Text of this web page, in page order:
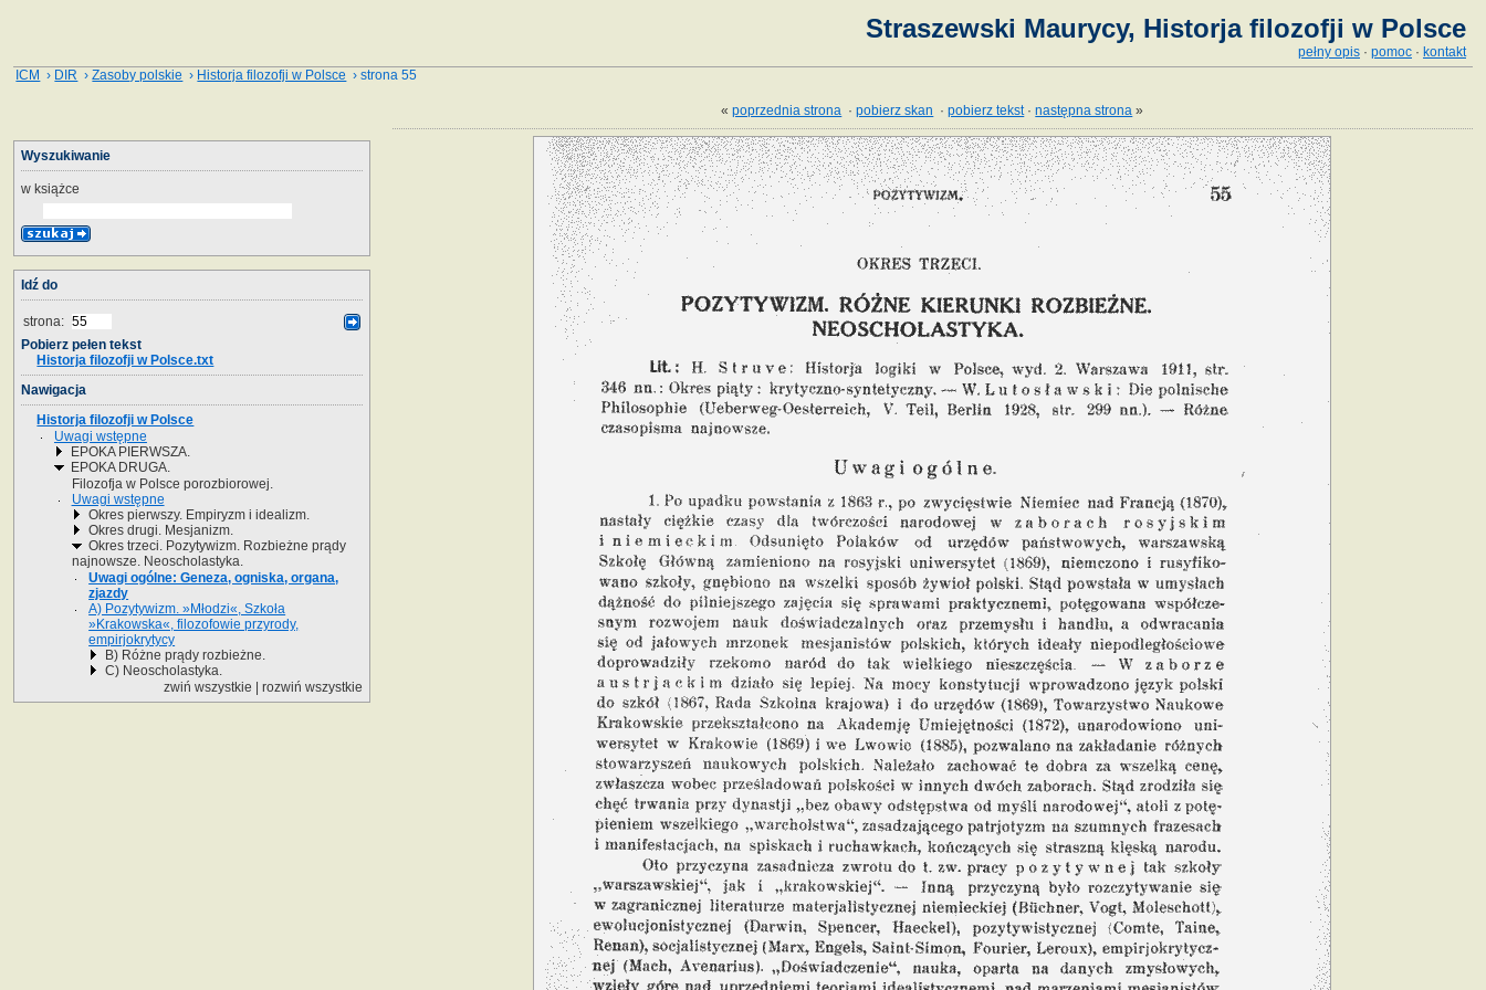
Straszewski Maurycy, Historja filozofji w Polsce
pełny opis · pomoc · kontakt
ICM › DIR ›Zasoby polskie › Historja filozofji w Polsce › strona 55
«poprzednia strona ·pobierz skan ·pobierz tekst·następna strona »
Wyszukiwanie
w książce
Idź do
strona:
Pobierz pełen tekst
Historja filozofji w Polsce.txt
Nawigacja
Historja filozofji w Polsce
Uwagi wstępne
EPOKA PIERWSZA.
EPOKA DRUGA.
Filozofja w Polsce porozbiorowej.
Uwagi wstępne
Okres pierwszy. Empiryzm i idealizm.
Okres drugi. Mesjanizm.
Okres trzeci. Pozytywizm. Rozbieżne prądy
najnowsze. Neoscholastyka.
Uwagi ogólne: Geneza, ogniska, organa,
zjazdy
A) Pozytywizm. »Młodzi«, Szkoła
»Krakowska«, filozofowie przyrody,
empirjokrytycy
B) Różne prądy rozbieżne.
C) Neoscholastyka.
zwiń wszystkie |rozwiń wszystkie